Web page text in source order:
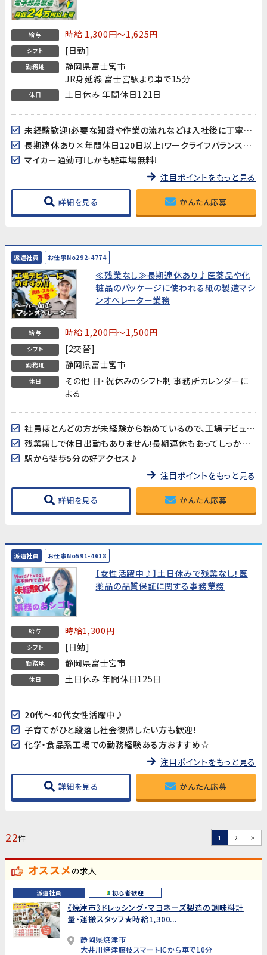
給与 時給 1,300円～1,625円
シフト [日勤]
勤務地
静岡県富士宮市
JR身延線 富士宮駅より車で15分
休日 土日休み 年間休日121日
未経験歓迎!必要な知識や作業の流れなどは入社後に丁寧にお教え致します。
長期連休あり×年間休日120日以上!ワークライフバランスも取り易い♪
マイカー通勤可!しかも駐車場無料!
注目ポイントをもっと見る
詳細を見る かんたん応募
派遣社員 お仕事No292-4774
≪残業なし≫長期連休あり♪医薬品や化
粧品のパッケージに使われる紙の製造マシ
ンオペレーター業務
給与 時給 1,200円～1,500円
シフト [2交替]
勤務地 静岡県富士宮市
休日
その他 日・祝休みのシフト制 事務所カレンダーに
よる
社員ほとんどの方が未経験から始めているので、工場デビューにおススメです◎
残業無しで休日出勤もありません!長期連休もあってしっかり休める◎
駅から徒歩5分の好アクセス♪
注目ポイントをもっと見る
詳細を見る かんたん応募
派遣社員 お仕事No591-4618
【女性活躍中♪】土日休みで残業なし！医
薬品の品質保証に関する事務業務
給与 時給1,300円
シフト [日勤]
勤務地 静岡県富士宮市
休日 土日休み 年間休日125日
20代～40代女性活躍中♪
子育てがひと段落し社会復帰したい方も歓迎！
化学・食品系工場での勤務経験ある方おすすめ☆
注目ポイントをもっと見る
詳細を見る かんたん応募
22件 1 2 >
オススメの求人
派遣社員 初心者歓迎
《焼津市》ドレッシング・マヨネーズ製造の調味料計
量・運搬スタッフ★時給1,300...
静岡県焼津市
大井川焼津藤枝スマートICから車で10分